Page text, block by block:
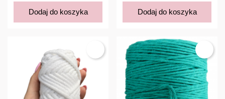
Dodaj do koszyka Dodaj do koszyka